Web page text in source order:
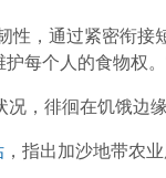
性，通过紧密衔接
每个人的食物权
，徘徊在饥饿边缘
，指出加沙地带农